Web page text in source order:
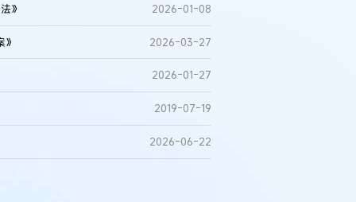
开发合同纠纷案
》 2026-01-08
2026-03-27
2026-01-27
2019-07-19
2026-06-22